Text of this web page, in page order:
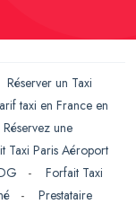
Réserver un Taxi
taxi en France en
Réservez une
Taxi Paris Aéroport
- Forfait Taxi
- Prestataire